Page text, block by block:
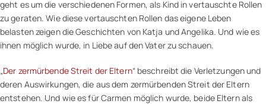
geht es um die verschiedenen Formen, als Kind in vertauschte Rollen
zu geraten. Wie diese vertauschten Rollen das eigene Leben
belasten zeigen die Geschichten von Katja und Angelika. Und wie es
ihnen möglich wurde, in Liebe auf den Vater zu schauen.
„Der zermürbende Streit der Eltern“ beschreibt die Verletzungen und
deren Auswirkungen, die aus dem zermürbenden Streit der Eltern
entstehen. Und wie es für Carmen möglich wurde, beide Eltern als